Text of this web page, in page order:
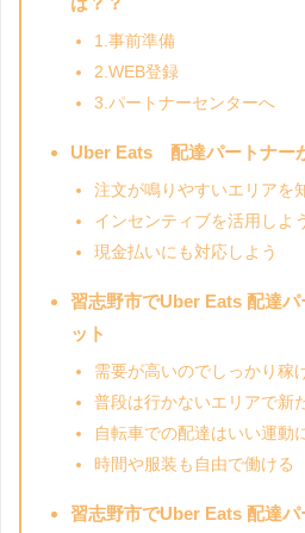
1.事前準備
2.WEB登録
3.パートナーセンターへ
Uber Eats 配達パートナー
注文が鳴りやすいエリアを
インセンティブを活用しよ
現金払いにも対応しよう
習志野市でUber Eats 配達パ
ット
需要が高いのでしっかり稼
普段は行かないエリアで新
自転車での配達はいい運動
時間や服装も自由で働ける
習志野市でUber Eats 配達